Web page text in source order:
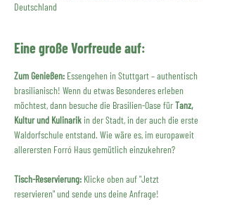
Deutschland
Eine große Vorfreude auf:
Zum Genießen: Essengehen in Stuttgart – authentisch
brasilianisch! Wenn du etwas Besonderes erleben
möchtest, dann besuche die Brasilien-Oase für Tanz,
Kultur und Kulinarik in der Stadt, in der auch die erste
Waldorfschule entstand. Wie wäre es, im europaweit
allerersten Forró Haus gemütlich einzukehren?
Tisch-Reservierung: Klicke oben auf "Jetzt
reservieren" und sende uns deine Anfrage!